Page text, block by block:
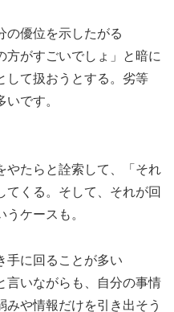
の優位を示したがる
方がすごいでしょ」と暗に
して扱おうとする。劣等
です。
やたらと詮索して、「それ
てくる。そして、それが回
ケースも。
手に回ることが多い
言いながらも、自分の事情
みや情報だけを引き出そう